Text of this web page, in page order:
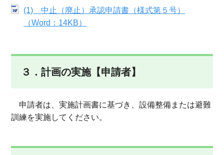
(1) 中止（廃止）承認申請書（様式第５号）
（Word：14KB）
３．計画の実施【申請者】
申請者は、実施計画書に基づき、設備整備または避難
訓練を実施してください。